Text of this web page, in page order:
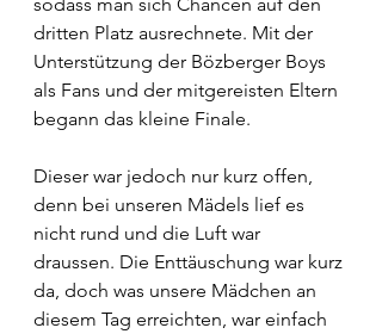
dritten Platz ausrechnete. Mit der
Unterstützung der Bözberger Boys
als Fans und der mitgereisten Eltern
begann das kleine Finale.
Dieser war jedoch nur kurz offen,
denn bei unseren Mädels lief es
nicht rund und die Luft war
draussen. Die Enttäuschung war kurz
da, doch was unsere Mädchen an
diesem Tag erreichten, war einfach